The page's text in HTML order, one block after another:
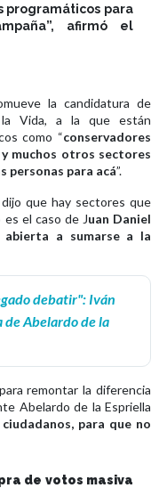
programáticos para
afirmó el
la candidatura de
la Vida, a la que están
como “conservadores
muchos otros sectores
personas para acá”.
que hay sectores que
es el caso de Juan Daniel
a sumarse a la
debatir": Iván
de Abelardo de la
remontar la diferencia
Abelardo de la Espriella
para que no
de votos masiva